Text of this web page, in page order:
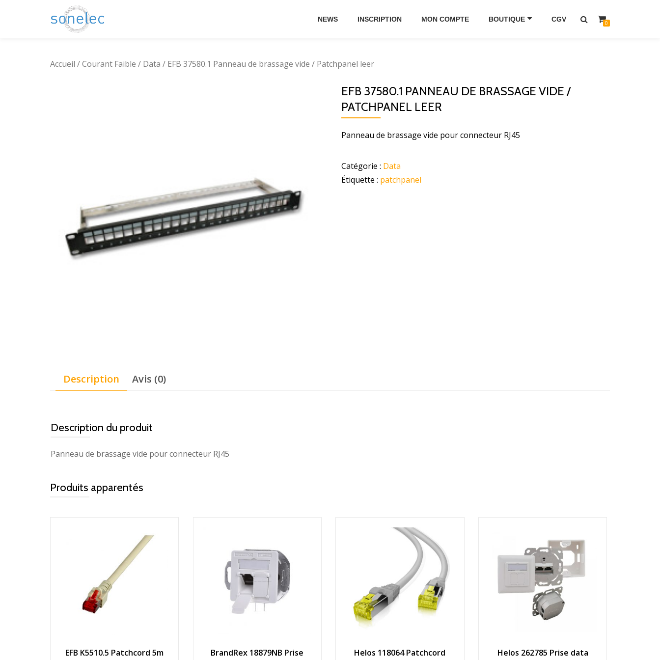
NEWS INSCRIPTION MON COMPTE BOUTIQUE CGV 0
Accueil /Courant Faible / Data / EFB 37580.1 Panneau de brassage vide / Patchpanel leer
EFB 37580.1 PANNEAU DE BRASSAGE VIDE /
PATCHPANEL LEER
Panneau de brassage vide pour connecteur RJ45
Catégorie : Data
Étiquette : patchpanel
Description Avis (0)
Description du produit
Panneau de brassage vide pour connecteur RJ45
Produits apparentés
EFB K5510.5 Patchcord 5m
BrandRex 18879NB Prise
Helos 118064 Patchcord
Helos 262785 Prise data